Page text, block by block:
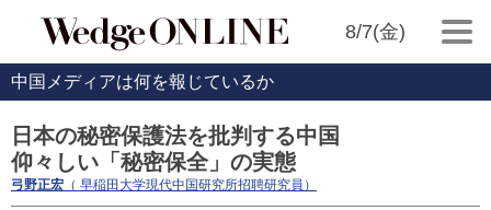
8/7(金)
中国メディアは何を報じているか
日本の秘密保護法を批判する中国
仰々しい「秘密保全」の実態
弓野正宏 （ 早稲田大学現代中国研究所招聘研究員）